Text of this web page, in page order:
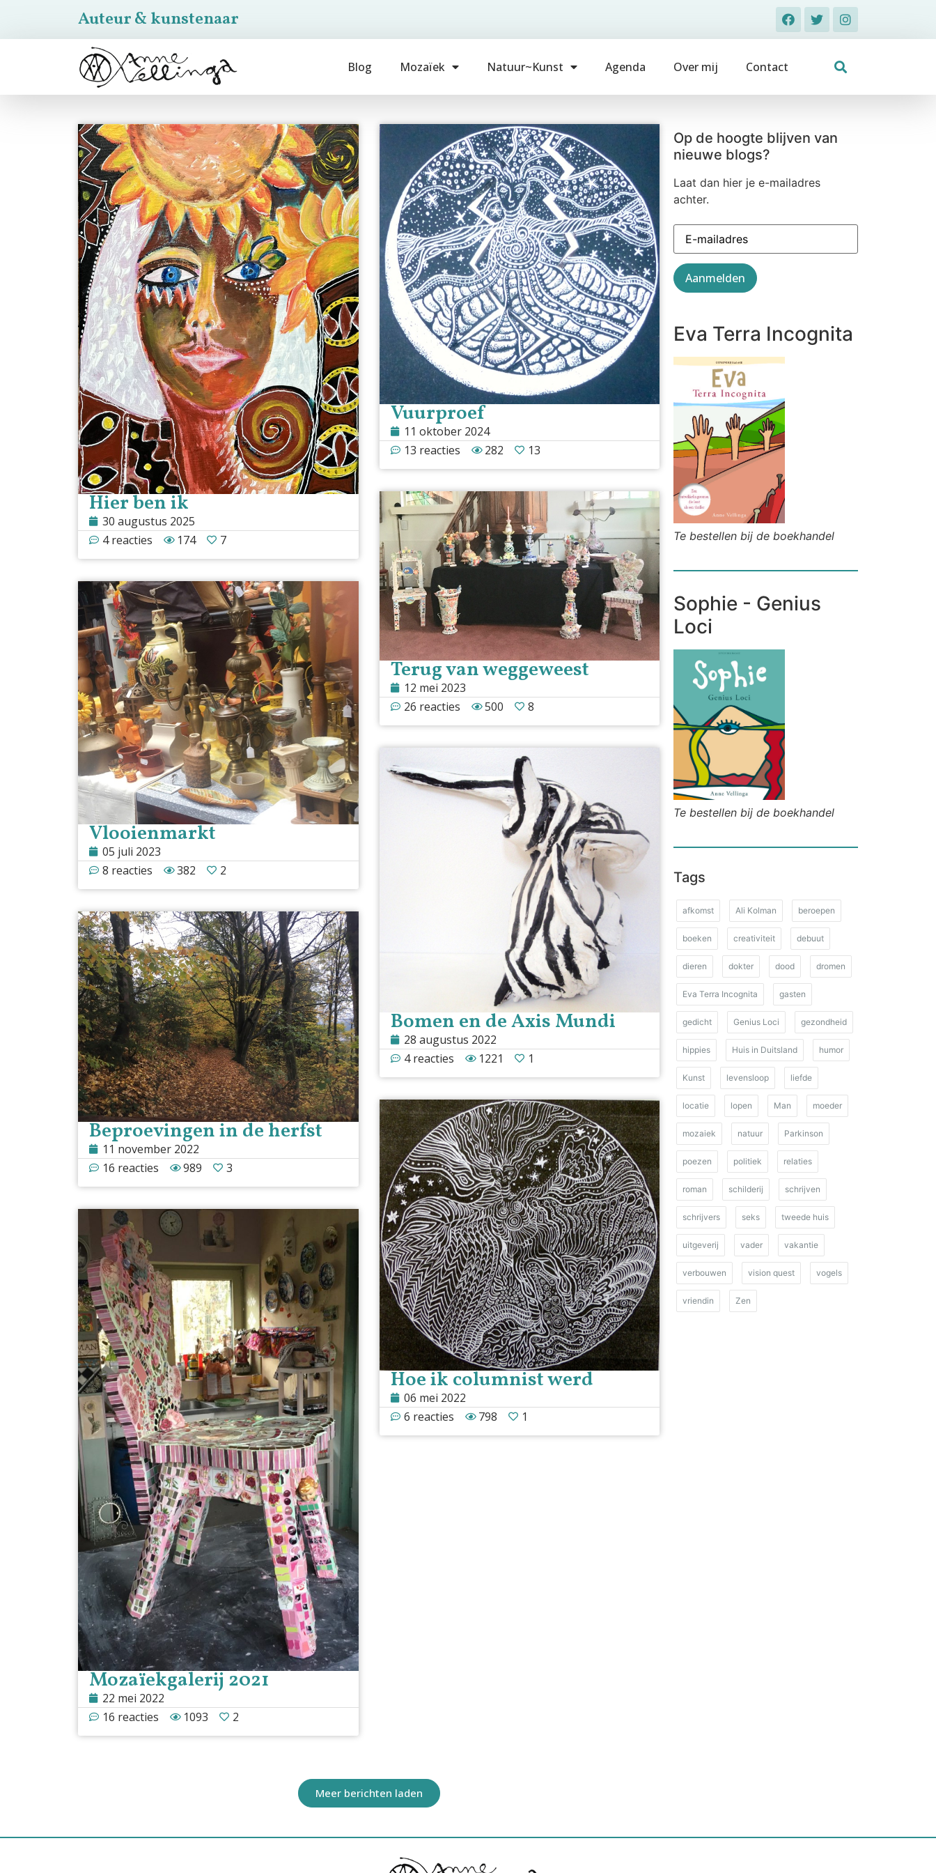
Auteur & kunstenaar
Blog Mozaïek Natuur~Kunst Agenda Over mij Contact
Hier ben ik
30 augustus 2025
4 reacties
174 7
Vuurproef
11 oktober 2024
13 reacties
282 13
Vlooienmarkt
05 juli 2023
8 reacties
382 2
Terug van weggeweest
12 mei 2023
26 reacties
500 8
Beproevingen in de herfst
11 november 2022
16 reacties
989 3
Bomen en de Axis Mundi
28 augustus 2022
4 reacties
1221 1
Mozaïekgalerij 2021
22 mei 2022
16 reacties
1093 2
Hoe ik columnist werd
06 mei 2022
6 reacties
798 1
Meer berichten laden
Op de hoogte blijven van
nieuwe blogs?
Laat dan hier je e-mailadres
achter.
Eva Terra Incognita
Te bestellen bij de boekhandel
Sophie - Genius
Loci
Te bestellen bij de boekhandel
Tags
afkomst Ali Kolman beroepen
boeken creativiteit debuut
dieren dokter dood dromen
Eva Terra Incognita gasten
gedicht Genius Loci gezondheid
hippies Huis in Duitsland humor
Kunst levensloop liefde
locatie lopen Man moeder
mozaiek natuur Parkinson
poezen politiek relaties
roman schilderij schrijven
schrijvers seks tweede huis
uitgeverij vader vakantie
verbouwen vision quest vogels
vriendin Zen